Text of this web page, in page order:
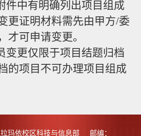
件中有明确列出项目组成
更证明材料需先由甲方/委
才可申请变更。
变更仅限于项目结题归档
的项目不可办理项目组成
玛依校区科技与信息部 邮编：